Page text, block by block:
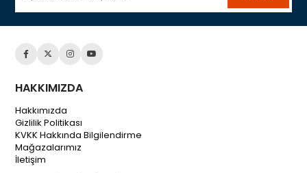
HAKKIMIZDA
Hakkımızda
Gizlilik Politikası
KVKK Hakkında Bilgilendirme
Mağazalarımız
İletişim